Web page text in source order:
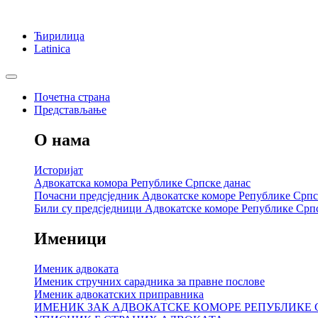
Ћирилица
Latinica
Почетна страна
Представљање
О нама
Историјат
Адвокатска комора Републике Српске данас
Почасни предсједник Адвокатске коморе Републике
Били су предсједници Адвокатске коморе Републике
Именици
Именик адвоката
Именик стручних сарадника за правне послове
Именик адвокатских приправника
ИМЕНИК ЗАК АДВОКАТСКЕ КОМОРЕ РЕПУБЛИКЕ